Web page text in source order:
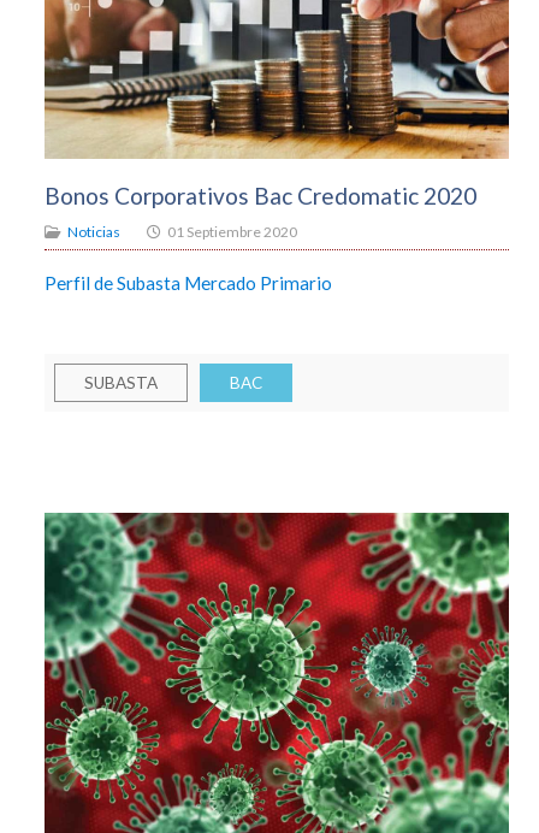
Bonos Corporativos Bac Credomatic 2020
Noticias 01 Septiembre 2020
Perfil de Subasta Mercado Primario
SUBASTA BAC